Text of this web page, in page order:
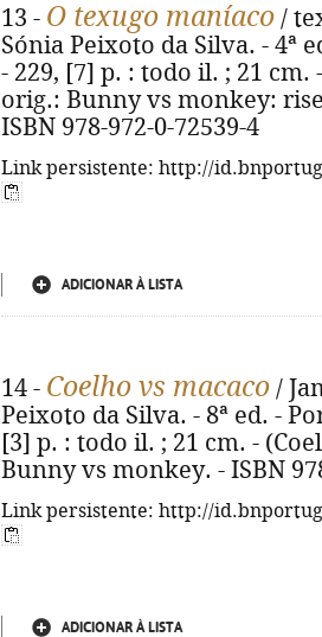
13 - O texugo maníaco /
Sónia Peixoto da Silva. - 4ª
- 229, [7] p. : todo il. ; 21 cm.
orig.: Bunny vs monkey:
ISBN 978-972-0-72539-4
Link persistente: http://
ADICIONAR À LISTA
14 - Coelho vs macaco /
Peixoto da Silva. - 8ª ed. -
[3] p. : todo il. ; 21 cm. -
Bunny vs monkey. - ISBN
Link persistente: http://
ADICIONAR À LISTA